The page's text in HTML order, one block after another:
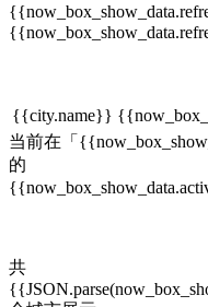
{{city.name}}
当前在「
的
共